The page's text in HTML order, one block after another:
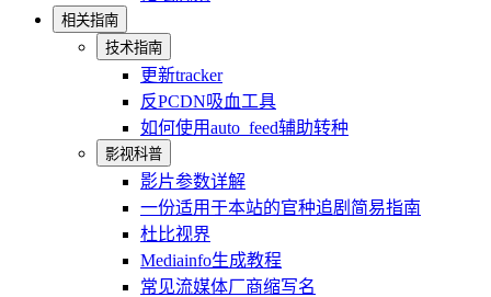
相关指南
技术指南
更新tracker
反PCDN吸血工具
如何使用auto_feed辅助转种
影视科普
影片参数详解
一份适用于本站的官种追剧简易指南
杜比视界
Mediainfo生成教程
常见流媒体厂商缩写名